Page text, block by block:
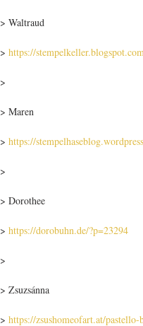
> Waltraud
> https://
>
> Maren
> https://
>
> Dorothee
> https://dorobuhn.de/?p=23294
>
> Zsuzsánna
> https://zsushomeofart.at/